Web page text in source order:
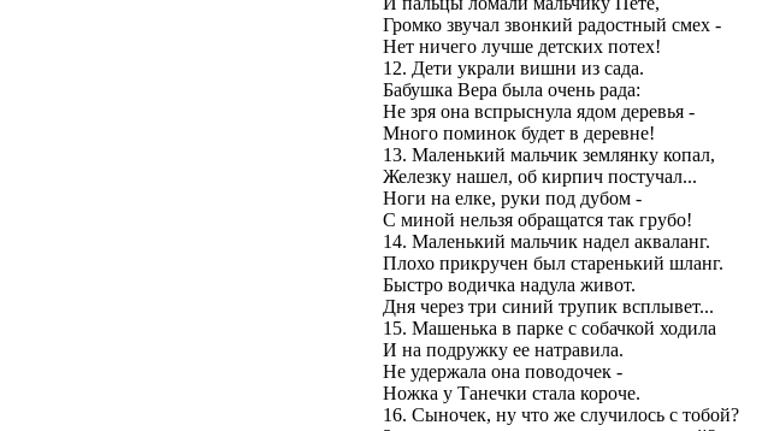
Громко звучал звонкий радостный смех -
Нет ничего лучше детских потех!
12. Дети украли вишни из сада.
Бабушка Вера была очень рада:
Не зря она вспрыснула ядом деревья -
Много поминок будет в деревне!
13. Маленький мальчик землянку копал,
Железку нашел, об кирпич постучал...
Ноги на елке, руки под дубом -
С миной нельзя обращатся так грубо!
14. Маленький мальчик надел акваланг.
Плохо прикручен был старенький шланг.
Быстро водичка надула живот.
Дня через три синий трупик всплывет...
15. Машенька в парке с собачкой ходила
И на подружку ее натравила.
Не удержала она поводочек -
Ножка у Танечки стала короче.
16. Сыночек, ну что же случилось с тобой?